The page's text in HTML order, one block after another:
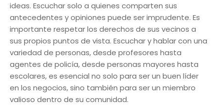
ideas. Escuchar solo a quienes comparten sus
antecedentes y opiniones puede ser imprudente. Es
importante respetar los derechos de sus vecinos a
sus propios puntos de vista. Escuchar y hablar con una
variedad de personas, desde profesores hasta
agentes de policía, desde personas mayores hasta
escolares, es esencial no solo para ser un buen líder
en los negocios, sino también para ser un miembro
valioso dentro de su comunidad.